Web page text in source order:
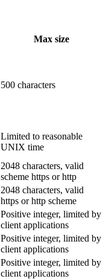
Max size
500 characters
Limited to reasonable
UNIX time
2048 characters, valid
scheme https or http
2048 characters, valid
https or http scheme
Positive integer, limited by
client applications
Positive integer, limited by
client applications
Positive integer, limited by
client applications